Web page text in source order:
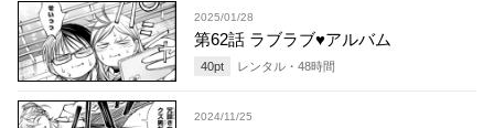
2025/01/28
第62話 ラブラブ♥アルバム
40pt レンタル・ 48時間
2024/11/25